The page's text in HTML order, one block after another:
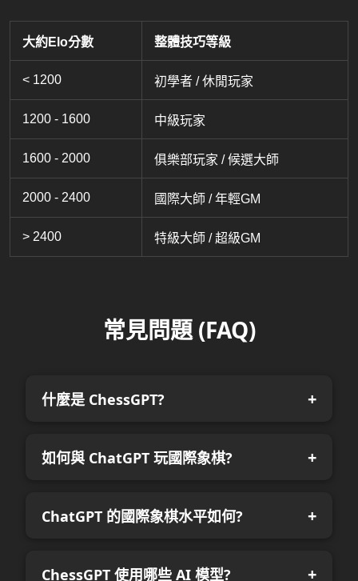
大約Elo分數 整體技巧等級
< 1200 初學者 / 休閒玩家
1200 - 1600 中級玩家
1600 - 2000 俱樂部玩家 / 候選大師
2000 - 2400 國際大師 / 年輕GM
> 2400 特級大師 / 超級GM
常見問題 (FAQ)
什麼是 ChessGPT?
如何與 ChatGPT 玩國際象棋?
ChatGPT 的國際象棋水平如何?
ChessGPT 使用哪些 AI 模型?